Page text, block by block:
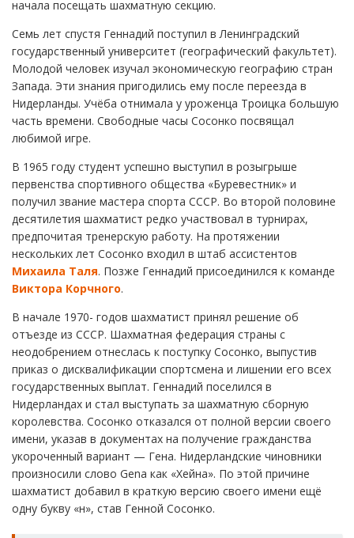
начала посещать шахматную секцию.
Семь лет спустя Геннадий поступил в Ленинградский
государственный университет (географический факультет).
Молодой человек изучал экономическую географию стран
Запада. Эти знания пригодились ему после переезда в
Нидерланды. Учёба отнимала у уроженца Троицка большую
часть времени. Свободные часы Сосонко посвящал
любимой игре.
В 1965 году студент успешно выступил в розыгрыше
первенства спортивного общества «Буревестник» и
получил звание мастера спорта СССР. Во второй половине
десятилетия шахматист редко участвовал в турнирах,
предпочитая тренерскую работу. На протяжении
нескольких лет Сосонко входил в штаб ассистентов
Михаила Таля. Позже Геннадий присоединился к команде
Виктора Корчного.
В начале 1970- годов шахматист принял решение об
отъезде из СССР. Шахматная федерация страны с
неодобрением отнеслась к поступку Сосонко, выпустив
приказ о дисквалификации спортсмена и лишении его всех
государственных выплат. Геннадий поселился в
Нидерландах и стал выступать за шахматную сборную
королевства. Сосонко отказался от полной версии своего
имени, указав в документах на получение гражданства
укороченный вариант — Гена. Нидерландские чиновники
произносили слово Gena как «Хейна». По этой причине
шахматист добавил в краткую версию своего имени ещё
одну букву «н», став Генной Сосонко.